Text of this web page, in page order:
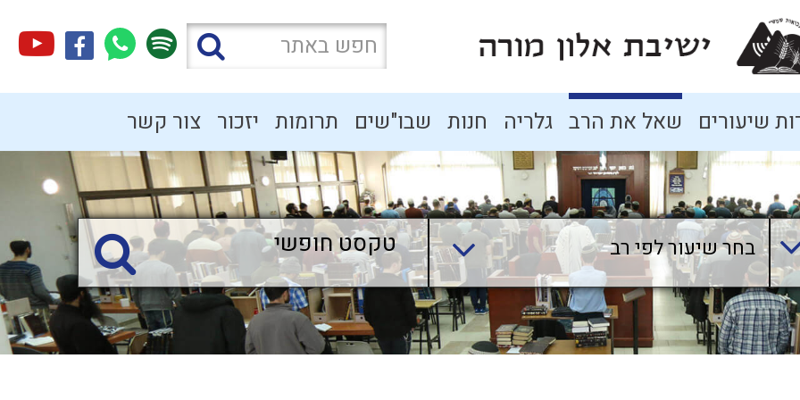
שיעורים שאל את הרב גלריה חנות שבו"שים תרומות יזכור צור קשר
בחר שיעור לפי רב